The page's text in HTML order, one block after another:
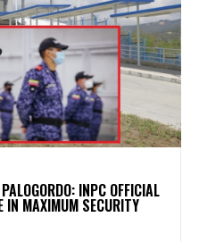
INPC OFFICIAL
IN MAXIMUM SECURITY